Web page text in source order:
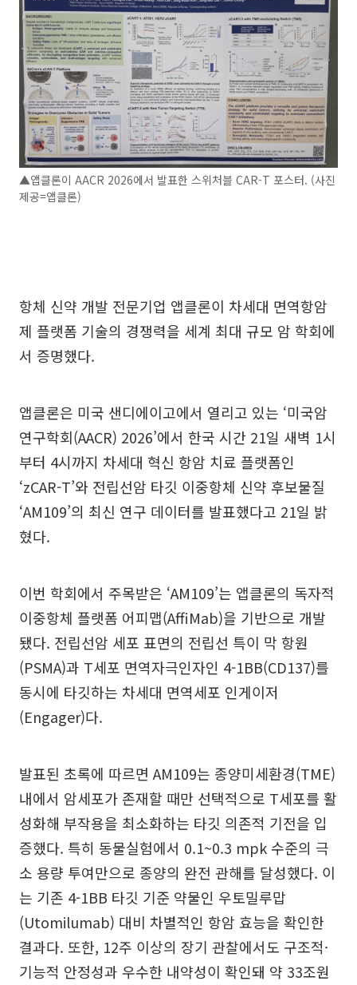
▲앱클론이 AACR 2026에서 발표한 스위처블 CAR-T 포스터. (사진
제공=앱클론)
항체 신약 개발 전문기업 앱클론이 차세대 면역항암
제 플랫폼 기술의 경쟁력을 세계 최대 규모 암 학회에
서 증명했다.
앱클론은 미국 샌디에이고에서 열리고 있는 ‘미국암
연구학회(AACR) 2026’에서 한국 시간 21일 새벽 1시
부터 4시까지 차세대 혁신 항암 치료 플랫폼인
‘zCAR-T’와 전립선암 타깃 이중항체 신약 후보물질
‘AM109’의 최신 연구 데이터를 발표했다고 21일 밝
혔다.
이번 학회에서 주목받은 ‘AM109’는 앱클론의 독자적
이중항체 플랫폼 어피맵(AffiMab)을 기반으로 개발
됐다. 전립선암 세포 표면의 전립선 특이 막 항원
(PSMA)과 T세포 면역자극인자인 4-1BB(CD137)를
동시에 타깃하는 차세대 면역세포 인게이저
(Engager)다.
발표된 초록에 따르면 AM109는 종양미세환경(TME)
내에서 암세포가 존재할 때만 선택적으로 T세포를 활
성화해 부작용을 최소화하는 타깃 의존적 기전을 입
증했다. 특히 동물실험에서 0.1~0.3 mpk 수준의 극
소 용량 투여만으로 종양의 완전 관해를 달성했다. 이
는 기존 4-1BB 타깃 기준 약물인 우토밀루맙
(Utomilumab) 대비 차별적인 항암 효능을 확인한
결과다. 또한, 12주 이상의 장기 관찰에서도 구조적·
기능적 안정성과 우수한 내약성이 확인돼 약 33조원